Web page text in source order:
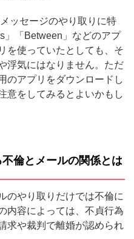
ッセージのやり取りに特
」「Between」などのアプ
を使っていたとしても、そ
浮気にはなりません。ただ
のアプリをダウンロードし
意をしてみるとよいかもし
倫とメールの関係とは
のやり取りだけでは不倫に
内容によっては、不貞行為
求や裁判で離婚が認められ